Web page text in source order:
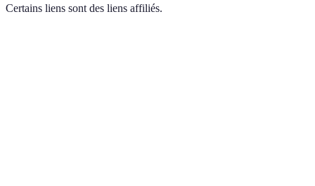
Certains liens sont des liens affiliés.